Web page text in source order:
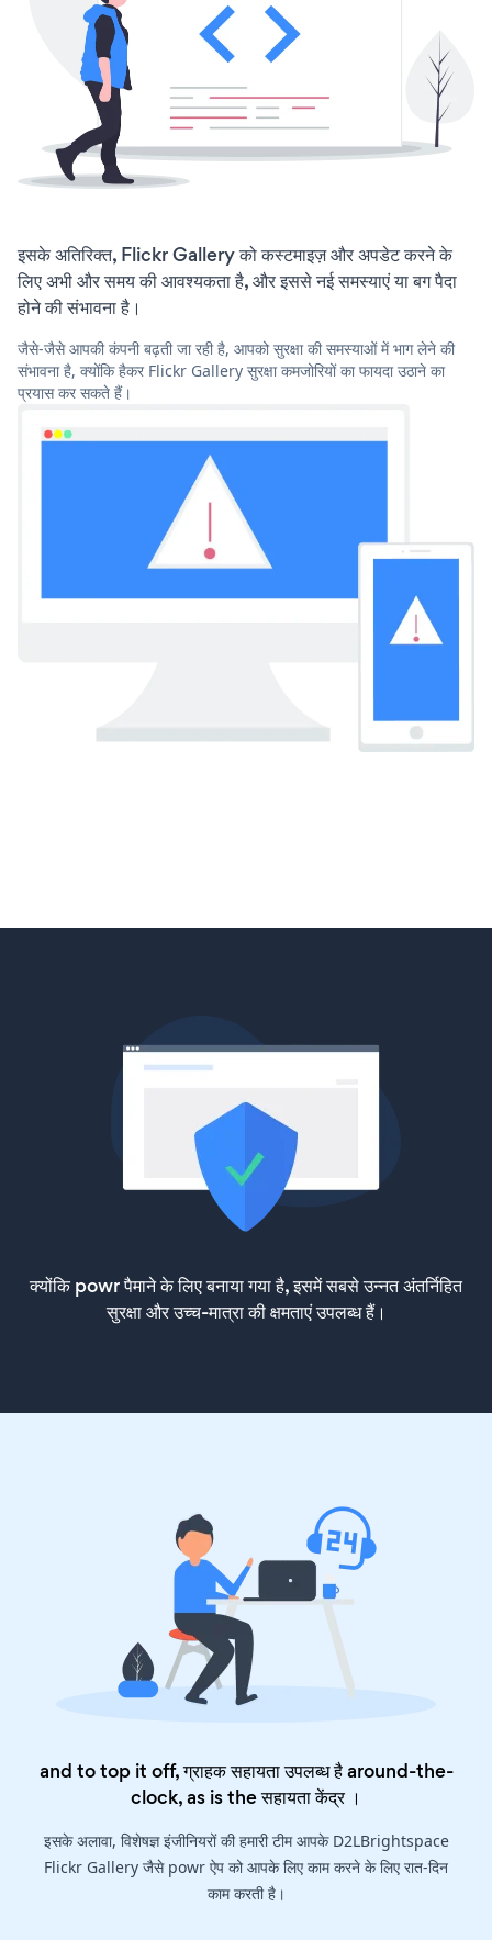
इसके अतिरिक्त, Flickr Gallery को कस्टमाइज़ और अपडेट करने के
लिए अभी और समय की आवश्यकता है, और इससे नई समस्याएं या बग पैदा
होने की संभावना है।
जैसे-जैसे आपकी कंपनी बढ़ती जा रही है, आपको सुरक्षा की समस्याओं में भाग लेने की
संभावना है, क्योंकि हैकर Flickr Gallery सुरक्षा कमजोरियों का फायदा उठाने का
प्रयास कर सकते हैं।
क्योंकि powr पैमाने के लिए बनाया गया है, इसमें सबसे उन्नत अंतर्निहित
सुरक्षा और उच्च-मात्रा की क्षमताएं उपलब्ध हैं।
and to top it off, ग्राहक सहायता उपलब्ध है around-the-
clock, as is theसहायता केंद्र।
इसके अलावा, विशेषज्ञ इंजीनियरों की हमारी टीम आपके D2LBrightspace
Flickr Gallery जैसे powr ऐप को आपके लिए काम करने के लिए रात-दिन
काम करती है।